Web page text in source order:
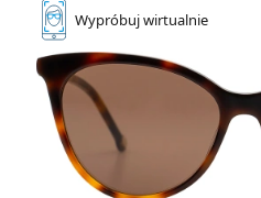
Wypróbujwirtualnie